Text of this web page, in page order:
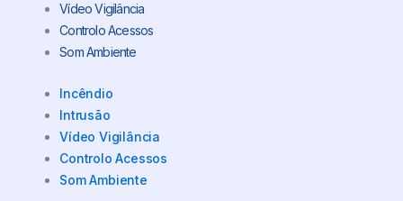
Vídeo Vigilância
Controlo Acessos
Som Ambiente
Incêndio
Intrusão
Vídeo Vigilância
Controlo Acessos
Som Ambiente